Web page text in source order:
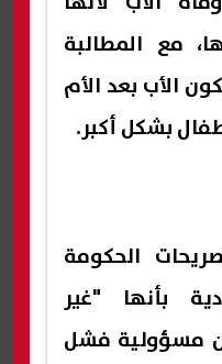
مع المطالبة
الأب بعد الأم
بشكل أكبر.
الحكومة
بأنها "غير
مسؤولية فشل